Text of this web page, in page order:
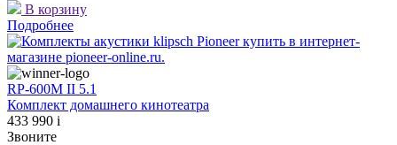
В корзину
Подробнее
RP-600M II 5.1
Комплект домашнего кинотеатра
433 990 i
Звоните